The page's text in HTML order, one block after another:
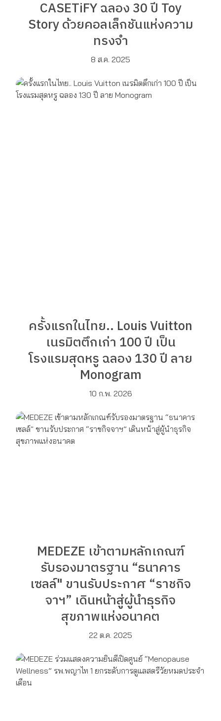
CASETiFY ฉลอง 30 ปี Toy
Story ด้วยคอลเล็กชันแห่งความ
ทรงจำ
8 ส.ค. 2025
ครั้งแรกในไทย.. Louis Vuitton
เนรมิตตึกเก่า 100 ปี เป็น
โรงแรมสุดหรู ฉลอง 130 ปี ลาย
Monogram
10 ก.พ. 2026
MEDEZE เข้าตามหลักเกณฑ์
รับรองมาตรฐาน “ธนาคาร
เซลล์" ขานรับประกาศ “ราชกิจ
จาฯ” เดินหน้าสู่ผู้นำธุรกิจ
สุขภาพแห่งอนาคต
22 ต.ค. 2025